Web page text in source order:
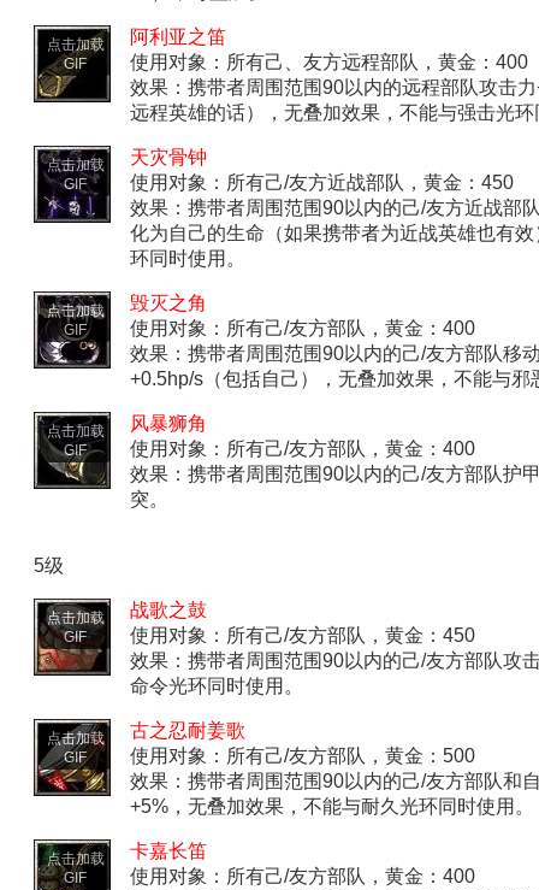
点击加载
GIF
阿利亚之笛
使用对象：所有己、友方远程部队，黄金：400
效果：携带者周围范围90以内的远程部队攻击
远程英雄的话），无叠加效果，不能与强击光环
点击加载
GIF
天灾骨钟
使用对象：所有己/友方近战部队，黄金：450
效果：携带者周围范围90以内的己/友方近战部
化为自己的生命（如果携带者为近战英雄也有
环同时使用。
点击加载
GIF
毁灭之角
使用对象：所有己/友方部队，黄金：400
效果：携带者周围范围90以内的己/友方部队移
+0.5hp/s（包括自己），无叠加效果，不能与邪
点击加载
GIF
风暴狮角
使用对象：所有己/友方部队，黄金：400
效果：携带者周围范围90以内的己/友方部队护
突。
5级
点击加载
GIF
战歌之鼓
使用对象：所有己/友方部队，黄金：450
效果：携带者周围范围90以内的己/友方部队攻
命令光环同时使用。
点击加载
GIF
古之忍耐姜歌
使用对象：所有己/友方部队，黄金：500
效果：携带者周围范围90以内的己/友方部队和
+5%，无叠加效果，不能与耐久光环同时使用。
点击加载
GIF
卡嘉长笛
使用对象：所有己/友方部队，黄金：400